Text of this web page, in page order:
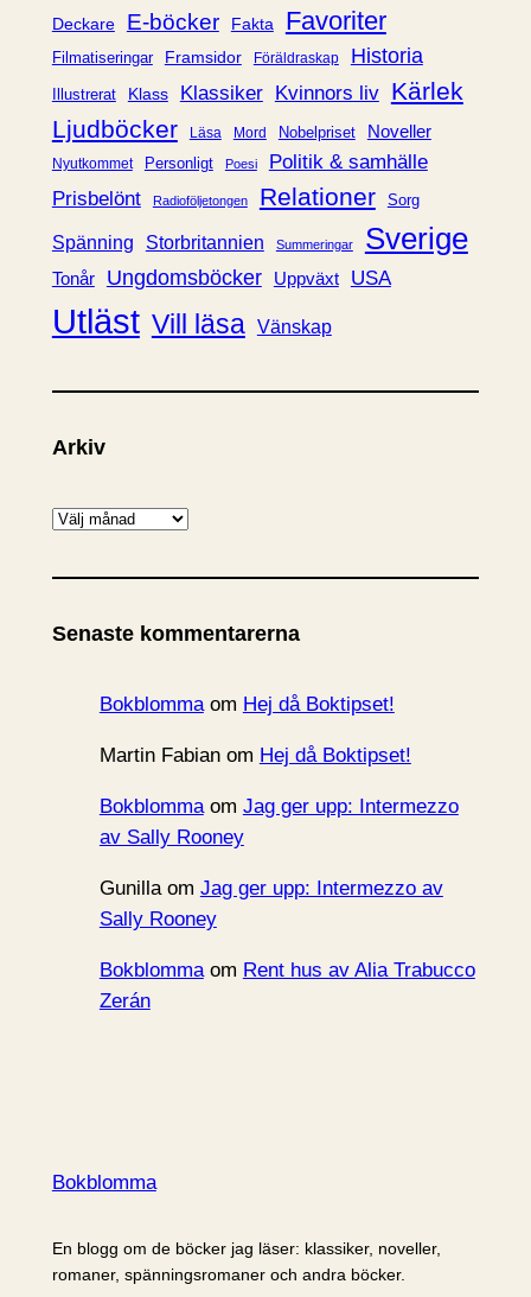
iDeckare E-böcker Fakta Favoriter
Filmatiseringar Framsidor Föräldraskap Historia
Illustrerat Klass Klassiker Kvinnors liv Kärlek
Ljudböcker
Läsa Mord Nobelpriset Noveller
Nyutkommet Personligt Poesi
Politik & samhälle
Prisbelönt
Radioföljetongen Relationer Sorg
Spänning Storbritannien Summeringar Sverige
Tonår Ungdomsböcker Uppväxt USA
Utläst Vill läsa Vänskap
Arkiv
A
k
v
Senaste kommentarerna
Bokblommaom Hej då Boktipset!
Martin Fabianom Hej då Boktipset!
Bokblommaom Jag ger upp: Intermezzo
av Sally Rooney
Gunillaom Jag ger upp: Intermezzo av
Sally Rooney
Bokblommaom Rent hus av Alia Trabucco
Zerán
Bokblomma
En blogg om de böcker jag läser: klassiker, noveller,
romaner, spänningsromaner och andra böcker.